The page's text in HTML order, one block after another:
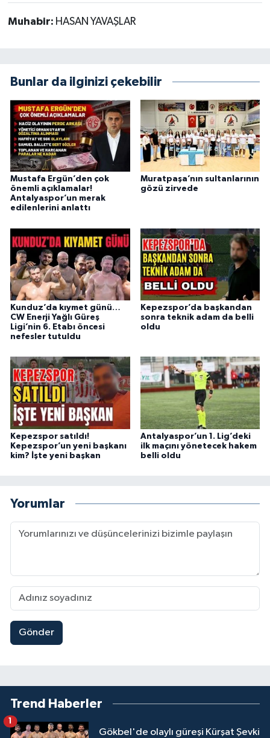
Muhabir: HASAN YAVAŞLAR
Bunlar da ilginizi çekebilir
Mustafa Ergün’den çok
önemli açıklamalar!
Antalyaspor’un merak
edilenlerini anlattı
Muratpaşa’nın sultanlarının
gözü zirvede
Kunduz’da kıymet günü…
CW Enerji Yağlı Güreş
Ligi’nin 6. Etabı öncesi
nefesler tutuldu
Kepezspor’da başkandan
sonra teknik adam da belli
oldu
Kepezspor satıldı!
Kepezspor’un yeni başkanı
kim? İşte yeni başkan
Antalyaspor’un 1. Lig’deki
ilk maçını yönetecek hakem
belli oldu
Yorumlar
Gönder
Trend Haberler
Gökbel'de olaylı güreşi Kürşat Şevki
1